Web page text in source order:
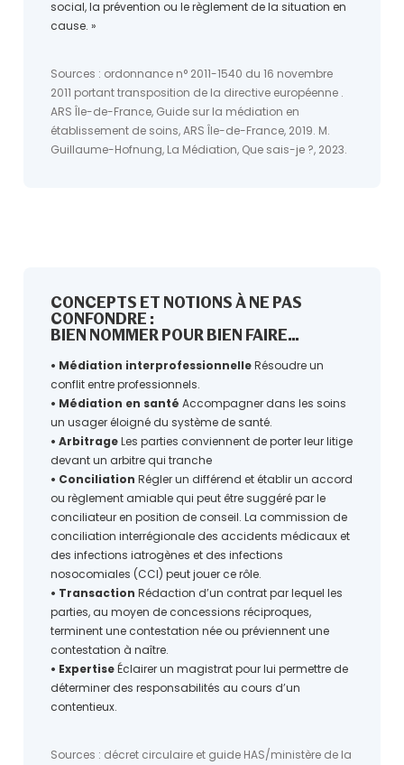
social, la prévention ou le règlement de la situation en
cause. »
Sources : ordonnance n° 2011-1540 du 16 novembre
2011 portant transposition de la directive européenne .
ARS Île-de-France, Guide sur la médiation en
établissement de soins, ARS Île-de-France, 2019. M.
Guillaume-Hofnung, La Médiation, Que sais-je ?, 2023.
CONCEPTS ET NOTIONS À NE PAS
CONFONDRE :
BIEN NOMMER POUR BIEN FAIRE…
• Médiation interprofessionnelleRésoudre un
conflit entre professionnels.
• Médiation en santé Accompagner dans les soins
un usager éloigné du système de santé.
• ArbitrageLes parties conviennent de porter leur litige
devant un arbitre qui tranche
• Conciliation Régler un différend et établir un accord
ou règlement amiable qui peut être suggéré par le
conciliateur en position de conseil. La commission de
conciliation interrégionale des accidents médicaux et
des infections iatrogènes et des infections
nosocomiales (CCI) peut jouer ce rôle.
• Transaction Rédaction d’un contrat par lequel les
parties, au moyen de concessions réciproques,
terminent une contestation née ou préviennent une
contestation à naître.
• ExpertiseÉclairer un magistrat pour lui permettre de
déterminer des responsabilités au cours d’un
contentieux.
Sources : décret circulaire et guide HAS/ministère de la